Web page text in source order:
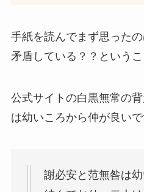
手紙を読んでまず思った
矛盾している？？というこ
公式サイトの白黒無常の
は幼いころから仲が良いで
謝必安と范無咎は